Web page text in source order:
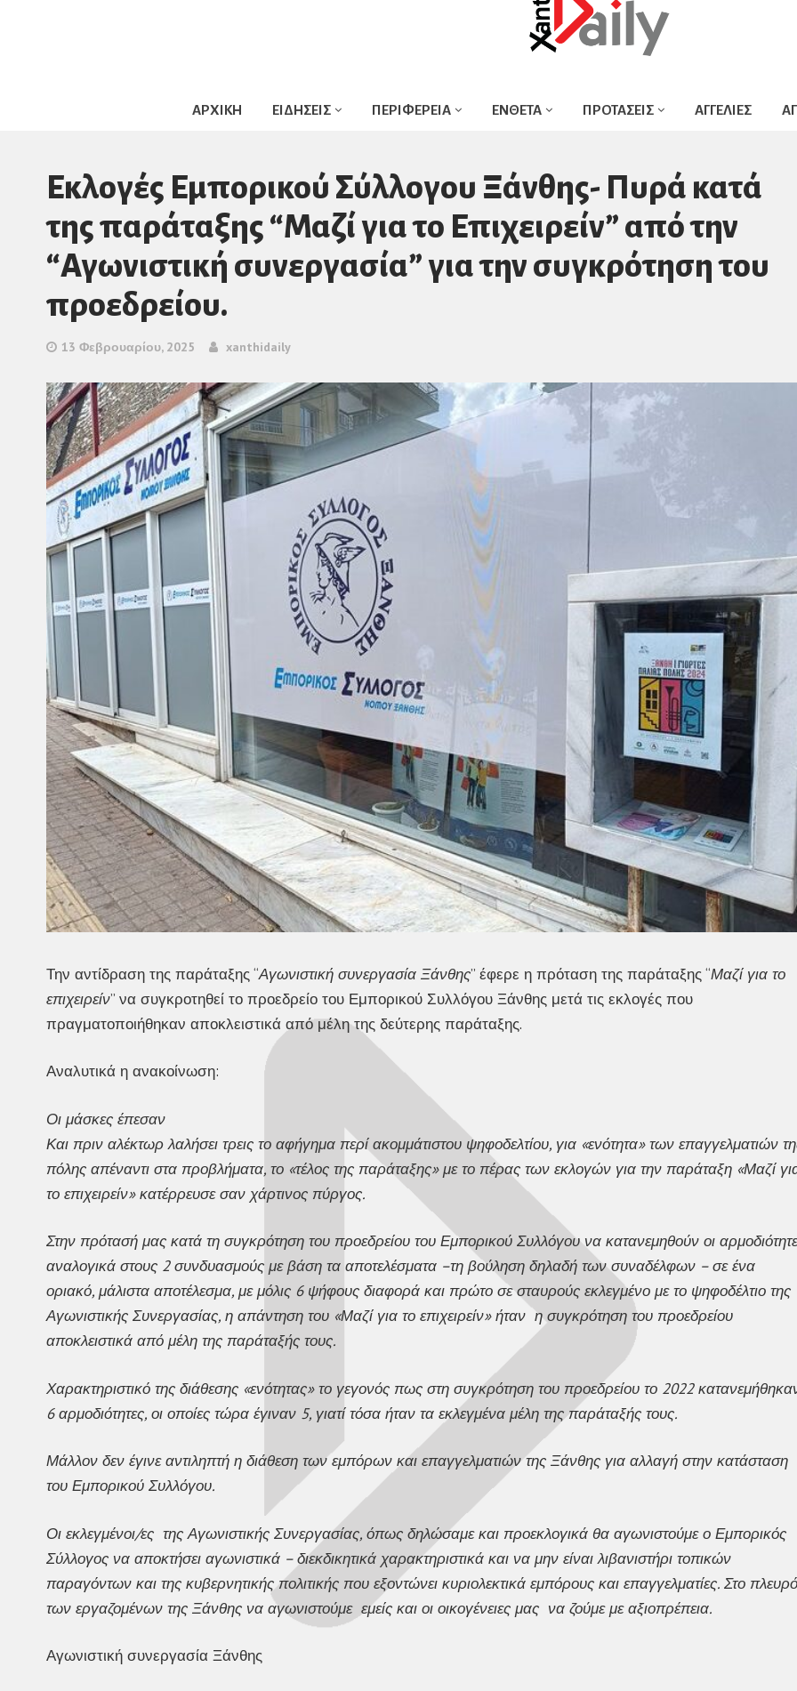
ΑΡΧΙΚΗ ΕΙΔΗΣΕΙΣ ΠΕΡΙΦΕΡΕΙΑ ΕΝΘΕΤΑ ΠΡΟΤΑΣΕΙΣ ΑΓΓΕΛΙΕΣ
Εκλογές Εμπορικού Σύλλογου Ξάνθης- Πυρά κατά
της παράταξης “Μαζί για το Επιχειρείν” από την
“Αγωνιστική συνεργασία” για την συγκρότηση του
προεδρείου.
13 Φεβρουαρίου, 2025 xanthidaily
Την αντίδραση της παράταξης “Αγωνιστική συνεργασία Ξάνθης” έφερε η πρόταση της παράταξης “Μαζί για το
επιχειρείν” να συγκροτηθεί το προεδρείο του Εμπορικού Συλλόγου Ξάνθης μετά τις εκλογές που
πραγματοποιήθηκαν αποκλειστικά από μέλη της δεύτερης παράταξης.
Αναλυτικά η ανακοίνωση:
Οι μάσκες έπεσαν
Και πριν αλέκτωρ λαλήσει τρεις το αφήγημα περί ακομμάτιστου ψηφοδελτίου, για «ενότητα» των επαγγελματιών
πόλης απέναντι στα προβλήματα, το «τέλος της παράταξης» με το πέρας των εκλογών για την παράταξη «Μαζί
το επιχειρείν» κατέρρευσε σαν χάρτινος πύργος.
Στην πρότασή μας κατά τη συγκρότηση του προεδρείου του Εμπορικού Συλλόγου να κατανεμηθούν οι
αναλογικά στους 2 συνδυασμούς με βάση τα αποτελέσματα –τη βούληση δηλαδή των συναδέλφων – σε ένα
οριακό, μάλιστα αποτέλεσμα, με μόλις 6 ψήφους διαφορά και πρώτο σε σταυρούς εκλεγμένο με το ψηφοδέλτιο της
Αγωνιστικής Συνεργασίας, η απάντηση του «Μαζί για το επιχειρείν» ήταν η συγκρότηση του προεδρείου
αποκλειστικά από μέλη της παράταξής τους.
Χαρακτηριστικό της διάθεσης «ενότητας» το γεγονός πως στη συγκρότηση του προεδρείου το 2022
6 αρμοδιότητες, οι οποίες τώρα έγιναν 5, γιατί τόσα ήταν τα εκλεγμένα μέλη της παράταξής τους.
Μάλλον δεν έγινε αντιληπτή η διάθεση των εμπόρων και επαγγελματιών της Ξάνθης για αλλαγή στην κατάσταση
του Εμπορικού Συλλόγου.
Οι εκλεγμένοι/ες της Αγωνιστικής Συνεργασίας, όπως δηλώσαμε και προεκλογικά θα αγωνιστούμε ο Εμπορικός
Σύλλογος να αποκτήσει αγωνιστικά – διεκδικητικά χαρακτηριστικά και να μην είναι λιβανιστήρι τοπικών
παραγόντων και της κυβερνητικής πολιτικής που εξοντώνει κυριολεκτικά εμπόρους και επαγγελματίες. Στο πλευρό
των εργαζομένων της Ξάνθης να αγωνιστούμε εμείς και οι οικογένειες μας να ζούμε με αξιοπρέπεια.
Αγωνιστική συνεργασία Ξάνθης